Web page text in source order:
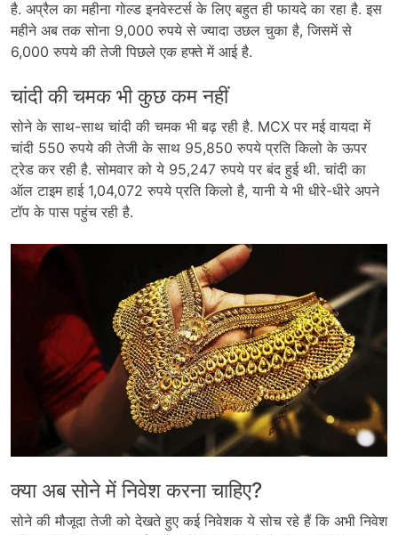
है. अप्रैल का महीना गोल्ड इनवेस्टर्स के लिए बहुत ही फायदे का रहा है. इस
महीने अब तक सोना 9,000 रुपये से ज्यादा उछल चुका है, जिसमें से
6,000 रुपये की तेजी पिछले एक हफ्ते में आई है.
चांदी की चमक भी कुछ कम नहीं
सोने के साथ-साथ चांदी की चमक भी बढ़ रही है. MCX पर मई वायदा में
चांदी 550 रुपये की तेजी के साथ 95,850 रुपये प्रति किलो के ऊपर
ट्रेड कर रही है. सोमवार को ये 95,247 रुपये पर बंद हुई थी. चांदी का
ऑल टाइम हाई 1,04,072 रुपये प्रति किलो है, यानी ये भी धीरे-धीरे अपने
टॉप के पास पहुंच रही है.
क्या अब सोने में निवेश करना चाहिए?
सोने की मौजूदा तेजी को देखते हुए कई निवेशक ये सोच रहे हैं कि अभी निवेश